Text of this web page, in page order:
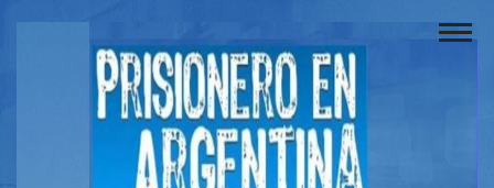
Buscador
Documentos